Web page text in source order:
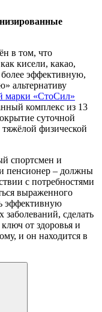
в том, что
кисели, какао,
эффективную,
альтернативу
марки «СтоСил»
комплекс из 13
суточной
физической
спортсмен и
пенсионер – должны
с потребностями
выраженного
эффективную
сделать
от здоровья и
и он находится в